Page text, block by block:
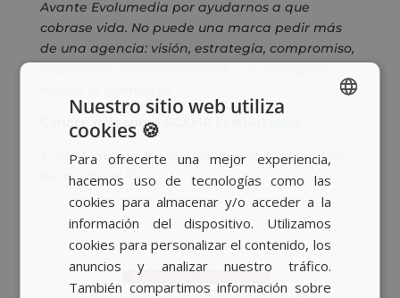
Avante Evolumedia por ayudarnos a que
cobrase vida. No puede una marca pedir más
de una agencia: visión, estrategia, compromiso,
Conoce más sobre SCAMP Festival
Y ¡echa un ojo a los medios que se hicieron eco
de la noticia! 👇
BASQUE
ENGLISH
Nuestro sitio web utiliza
cookies 🍪
Para ofrecerte una mejor experiencia,
hacemos uso de tecnologías como las
cookies para almacenar y/o acceder a la
información del dispositivo. Utilizamos
cookies para personalizar el contenido, los
anuncios y analizar nuestro tráfico.
También compartimos información sobre